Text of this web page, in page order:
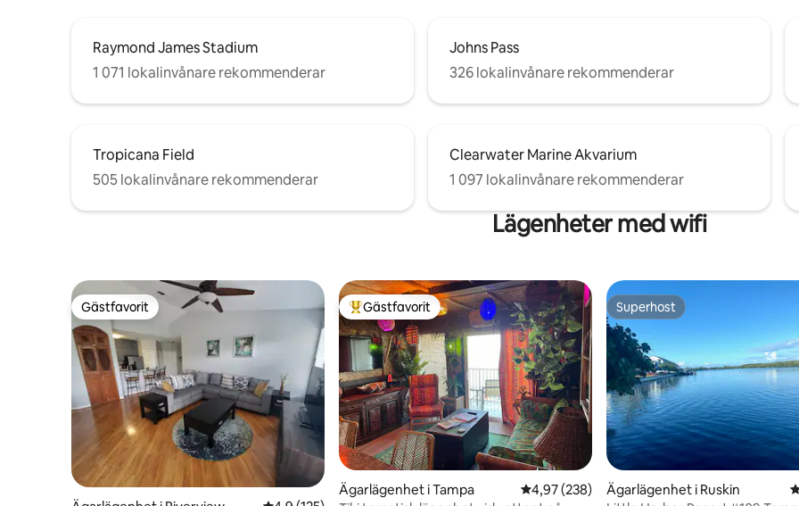
Raymond James Stadium
1 071 lokalinvånare rekommenderar
Johns Pass
326 lokalinvånare rekommenderar
Tropicana Field
505 lokalinvånare rekommenderar
Clearwater Marine Akvarium
1 097 lokalinvånare rekommenderar
Lägenheter med wifi
Gästfavorit
Gästfavorit Populär gästfavorit
Gästfavorit
Ägarlägenhet i Tampa 4,97 av 5 i genomsnittligt betyg, 238
4,97 (238)
Superhost
Superhost
Ägarlägenhet i Ruskin